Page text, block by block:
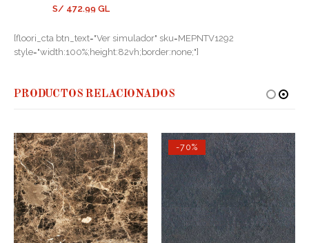
S/ 472.99 GL
[floori_cta btn_text="Ver simulador" sku=MEPNTV1292
style="width:100%;height:82vh;border:none;"]
PRODUCTOS RELACIONADOS
-70%